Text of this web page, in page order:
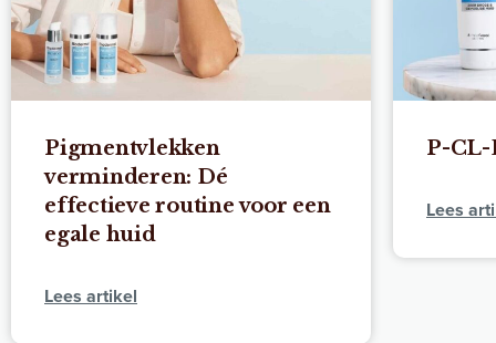
Pigmentvlekken
verminderen: Dé
effectieve routine voor een
egale huid
Lees artikel
P-CL-
Lees